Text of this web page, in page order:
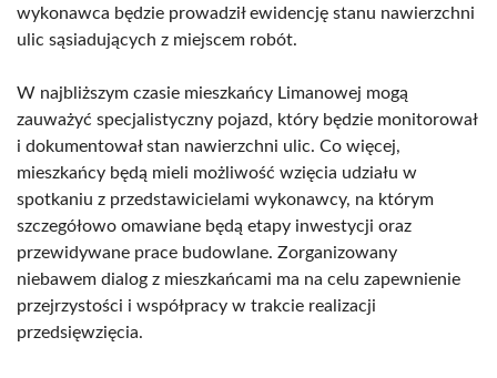
wykonawca będzie prowadził ewidencję stanu nawierzchni
ulic sąsiadujących z miejscem robót.
W najbliższym czasie mieszkańcy Limanowej mogą
zauważyć specjalistyczny pojazd, który będzie monitorował
i dokumentował stan nawierzchni ulic. Co więcej,
mieszkańcy będą mieli możliwość wzięcia udziału w
spotkaniu z przedstawicielami wykonawcy, na którym
szczegółowo omawiane będą etapy inwestycji oraz
przewidywane prace budowlane. Zorganizowany
niebawem dialog z mieszkańcami ma na celu zapewnienie
przejrzystości i współpracy w trakcie realizacji
przedsięwzięcia.